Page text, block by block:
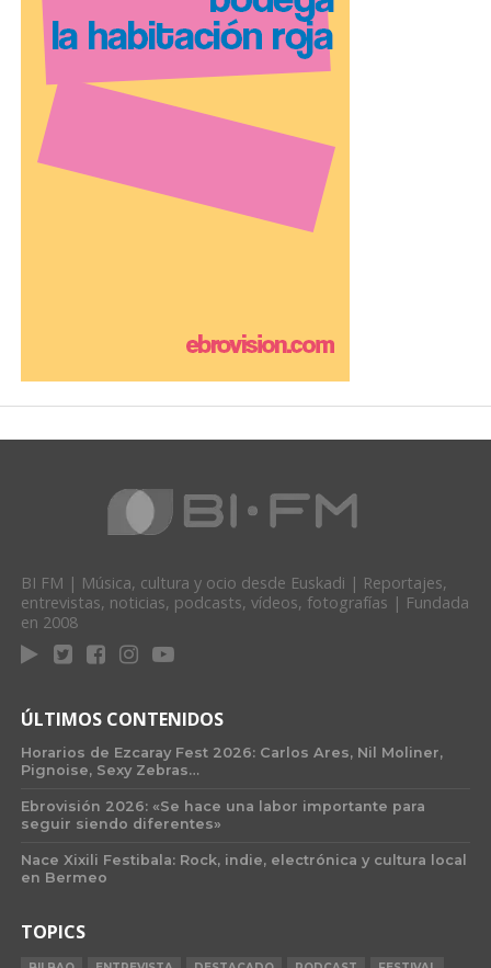
BI FM | Música, cultura y ocio desde Euskadi | Reportajes,
entrevistas, noticias, podcasts, vídeos, fotografías | Fundada
en 2008
ÚLTIMOS CONTENIDOS
Horarios de Ezcaray Fest 2026: Carlos Ares, Nil Moliner,
Pignoise, Sexy Zebras…
Ebrovisión 2026: «Se hace una labor importante para
seguir siendo diferentes»
Nace Xixili Festibala: Rock, indie, electrónica y cultura local
en Bermeo
TOPICS